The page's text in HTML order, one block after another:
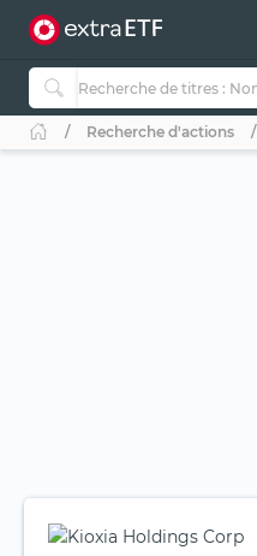
Recherche d'actions